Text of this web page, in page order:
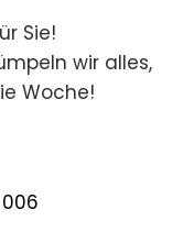
Sie!
wir alles,
Woche!